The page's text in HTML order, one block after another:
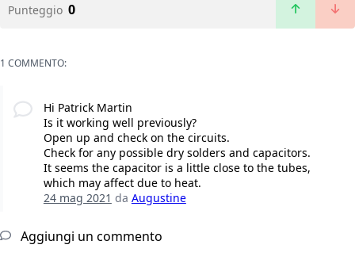
Punteggio 0
1 COMMENTO:
Hi Patrick Martin
Is it working well previously?
Open up and check on the circuits.
Check for any possible dry solders and capacitors.
It seems the capacitor is a little close to the tubes,
which may affect due to heat.
24 mag 2021 da Augustine
Aggiungi un commento